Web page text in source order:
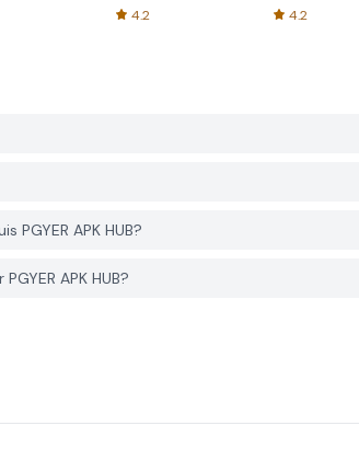
4.2 4.2
APK HUB?
APK HUB?